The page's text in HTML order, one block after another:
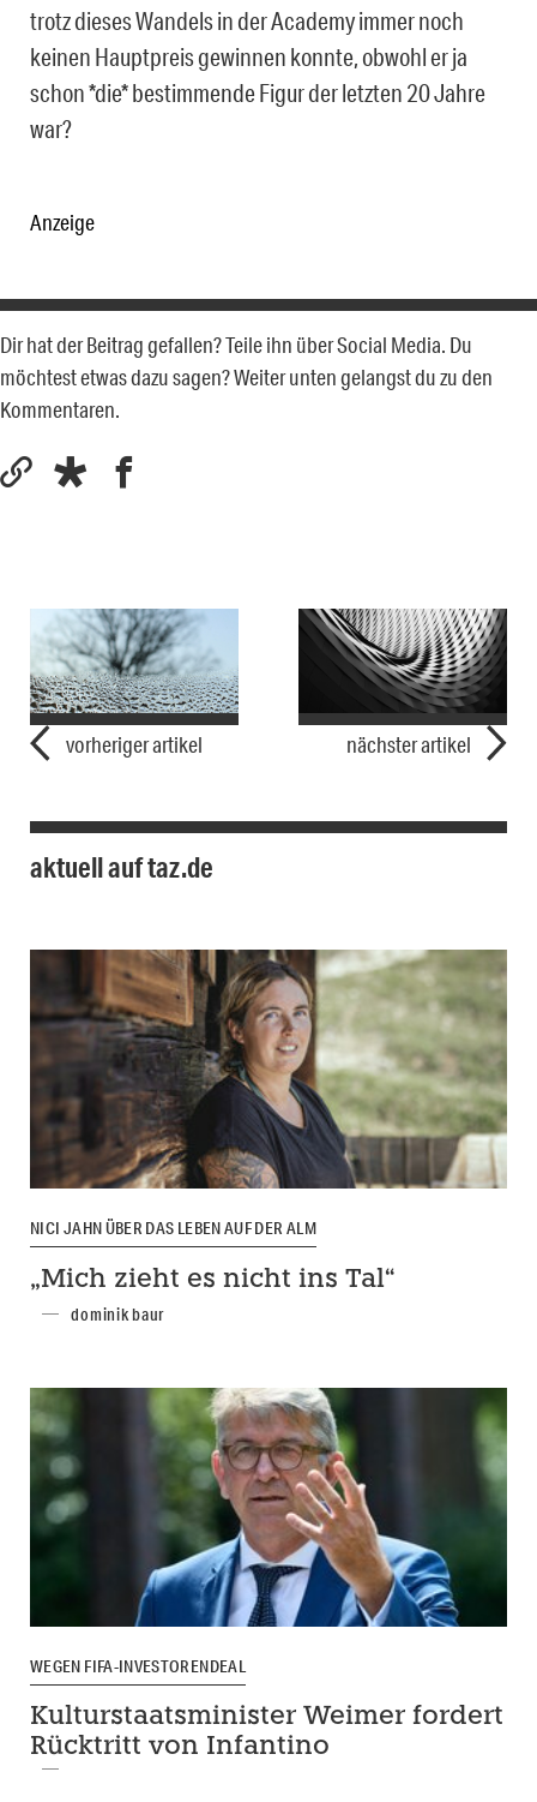
trotz dieses Wandels in der Academy immer noch
keinen Hauptpreis gewinnen konnte, obwohl er ja
schon *die* bestimmende Figur der letzten 20 Jahre
war?
Anzeige
Dir hat der Beitrag gefallen? Teile ihn über Social Media. Du
möchtest etwas dazu sagen? Weiter unten gelangst du zu den
Kommentaren.
vorheriger artikel nächster artikel
aktuell auf taz.de
NICI JAHN ÜBER DAS LEBEN AUF DER ALM
„Mich zieht es nicht ins Tal“
dominik baur
WEGEN FIFA-INVESTORENDEAL
Kulturstaatsminister Weimer fordert
Rücktritt von Infantino